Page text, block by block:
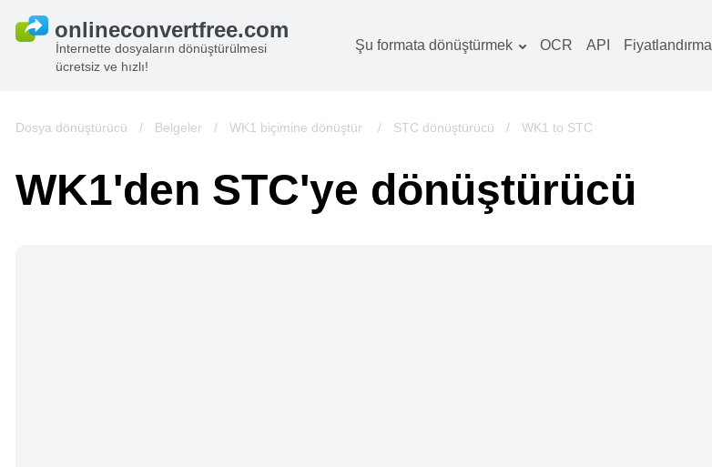
İnternette dosyaların dönüştürülmesi
ücretsiz ve hızlı!
Şu formata dönüştürmek
Görüntüler dönüştürücü
Books dönüştürücü
OCR API Fiyatlandırma
Dosya dönüştürücü / Belgeler / WK1 biçimine dönüştür / STC dönüştürücü / WK1 to STC
WK1'den STC'ye dönüştürücü